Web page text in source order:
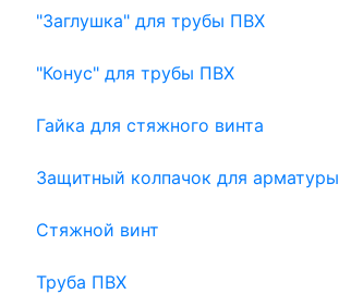
"Заглушка" для трубы ПВХ
"Конус" для трубы ПВХ
Гайка для стяжного винта
Защитный колпачок для арматуры
Стяжной винт
Труба ПВХ